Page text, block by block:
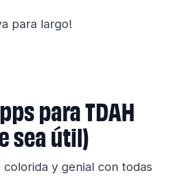
para largo!
para TDAH
sea útil)
y genial con todas